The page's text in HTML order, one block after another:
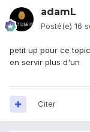
adamL
Posté(e) 16
petit up pour ce
en servir plus d'un
Citer